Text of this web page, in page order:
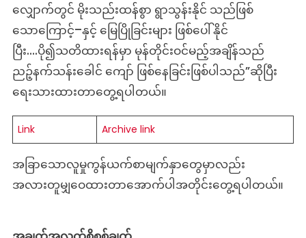
လျှောက်တွင် မိုးသည်းထန်စွာ ရွာသွန်းနိုင် သည်ဖြစ်
သောကြောင့်–နှင့် မြေပြိုခြင်းများ ဖြစ်ပေါ်နိုင်
ပြီး….ပို၍သတိထားရန်မှာ မုန်တိုင်းဝင်မည့်အချိန်သည်
ညဉ့်နက်သန်းခေါင် ကျော် ဖြစ်နေခြင်းဖြစ်ပါသည်”ဆိုပြီး
ရေးသားထားတာတွေ့ရပါတယ်။
Link Archive link
အခြာသောလူမှုကွန်ယက်စာမျက်နှာတွေမှာလည်း
အလားတူမျှဝေထားတာအောက်ပါအတိုင်းတွေ့ရပါတယ်။